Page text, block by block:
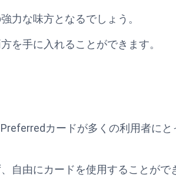
力な味方となるでしょう。
を手に入れることができます。
カードが多くの利用者に
自由にカードを使用することがで